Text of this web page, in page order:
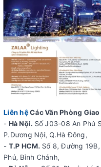
Liên hệCác Văn Phòng
- Hà Nội. Số J03-08 An Phú
P.Dương Nội, Q.Hà Đông,
- T.P HCM. Số 8, Đường
Phú, Bình Chánh,